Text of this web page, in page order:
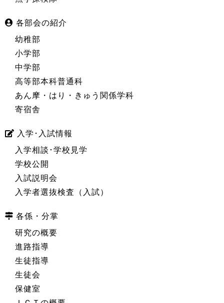
各部会の紹介
幼稚部
小学部
中学部
高等部本科普通科
あん摩・はり・きゅう関係学科
寄宿舎
入学･入試情報
入学相談･学校見学
学校公開
入試説明会
入学者選抜検査（入試）
各係・分掌
研究の概要
進路指導
生徒指導
生徒会
保健室